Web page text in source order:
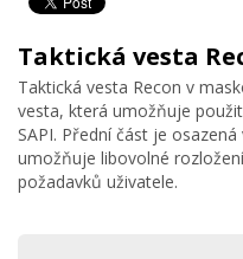
Taktická vesta
Taktická vesta Recon v
vesta, která umožňuje
SAPI. Přední část je
umožňuje libovolné
požadavků uživatele.